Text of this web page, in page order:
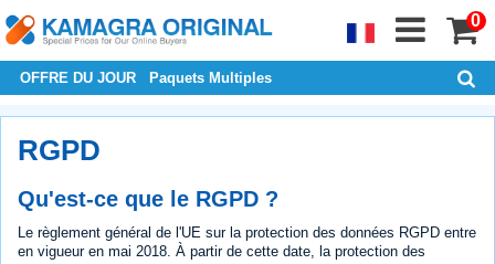
0
OFFRE DU JOUR Paquets Multiples
RGPD
Qu'est-ce que le RGPD ?
Le règlement général de l'UE sur la protection des données RGPD entre
en vigueur en mai 2018. À partir de cette date, la protection des